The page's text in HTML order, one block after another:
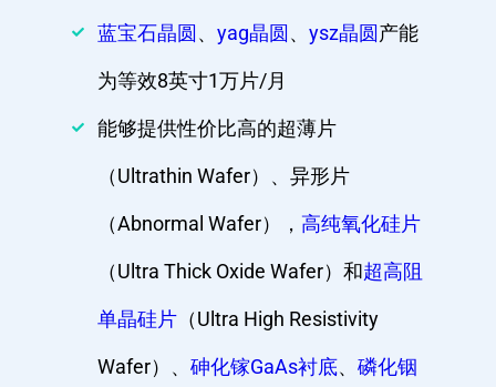
蓝宝石晶圆 、 yag晶圆 、 ysz晶圆 产能
为等效8英寸1万片/月
能够提供性价比高的超薄片
（Ultrathin Wafer）、异形片
（Abnormal Wafer）， 高纯氧化硅片
（Ultra Thick Oxide Wafer）和超高阻
单晶硅片 （Ultra High Resistivity
Wafer）、 砷化镓GaAs衬底、 磷化铟